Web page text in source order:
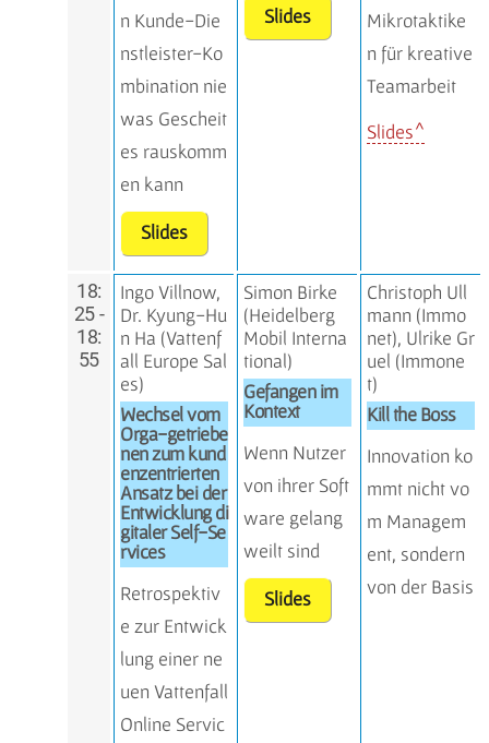
n Kunde-Die
nstleister-Ko
mbination nie
was Gescheit
es rauskomm
en kann
Slides
Slides
Mikrotaktike
n für kreative
Teamarbeit
Slides
18:
25 -
18:
55
Ingo Villnow,
Dr. Kyung-Hu
n Ha (Vattenf
all Europe Sal
es)
Wechsel vom
Orga-getriebe
nen zum kund
enzentrierten
Ansatz bei der
Entwicklung di
gitaler Self-Se
rvices
Retrospektiv
e zur Entwick
lung einer ne
uen Vattenfall
Online Servic
Simon Birke
(Heidelberg
Mobil Interna
tional)
Gefangen im
Kontext
Wenn Nutzer
von ihrer Soft
ware gelang
weilt sind
Slides
Christoph Ull
mann (Immo
net), Ulrike Gr
uel (Immone
t)
Kill the Boss
Innovation ko
mmt nicht vo
m Managem
ent, sondern
von der Basis